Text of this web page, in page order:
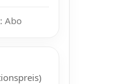
Abo